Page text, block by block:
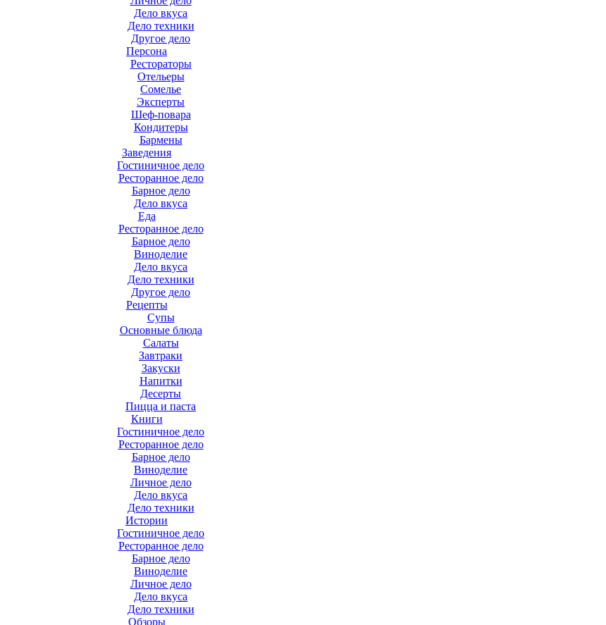
Дело вкуса
Дело техники
Другое дело
Персона
Рестораторы
Отельеры
Сомелье
Эксперты
Шеф-повара
Кондитеры
Бармены
Заведения
Гостиничное дело
Ресторанное дело
Барное дело
Дело вкуса
Еда
Ресторанное дело
Барное дело
Виноделие
Дело вкуса
Дело техники
Другое дело
Рецепты
Супы
Основные блюда
Салаты
Завтраки
Закуски
Напитки
Десерты
Пицца и паста
Книги
Гостиничное дело
Ресторанное дело
Барное дело
Виноделие
Личное дело
Дело вкуса
Дело техники
Истории
Гостиничное дело
Ресторанное дело
Барное дело
Виноделие
Личное дело
Дело вкуса
Дело техники
Обзоры